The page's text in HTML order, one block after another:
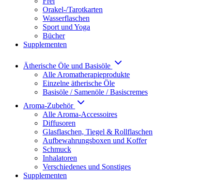
Orakel-/Tarotkarten
Wasserflaschen
Sport und Yoga
Bücher
Supplementen
Ätherische Öle und Basisöle
Alle Aromatherapieprodukte
Einzelne ätherische Öle
Basisöle / Samenöle / Basiscremes
Aroma-Zubehör
Alle Aroma-Accessoires
Diffusoren
Glasflaschen, Tiegel & Rollflaschen
Aufbewahrungsboxen und Koffer
Schmuck
Inhalatoren
Verschiedenes und Sonstiges
Supplementen